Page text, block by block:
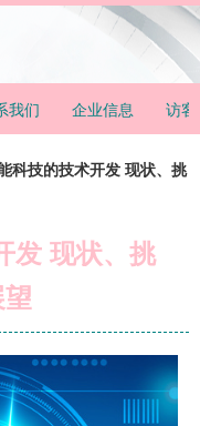
我们 企业信息 访客
科技的技术开发 现状、挑
发 现状、挑